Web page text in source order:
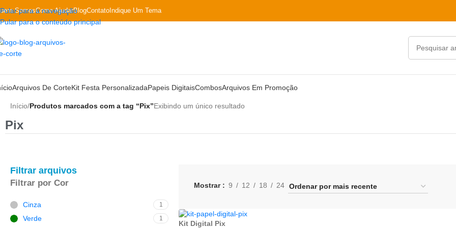
Pular para a navegação
Pular para o conteúdo principal
SomosComo AjudarBlogContato Indique Um Tema
Arquivos De CorteKit Festa PersonalizadaPapeis DigitaisCombosArquivos Em Promoção
Início/Produtos marcados com a tag “Pix”Exibindo um único resultado
Pix
Filtrar arquivos
Filtrar por Cor
Cinza 1
Verde 1
Mostrar 9 12 18 24
Kit Digital Pix